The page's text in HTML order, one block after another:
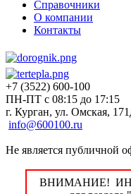
Справочники
О компании
Контакты
+7 (3522) 600-100
ПН-ПТ с 08:15 до 17:15
г. Курган, ул. Омская,
info@600100.ru
Не является публичной
ВНИМАНИЕ!